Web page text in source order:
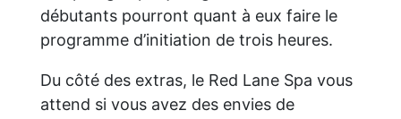
débutants pourront quant à eux faire le
programme d’initiation de trois heures.
Du côté des extras, le Red Lane Spa vous
attend si vous avez des envies de